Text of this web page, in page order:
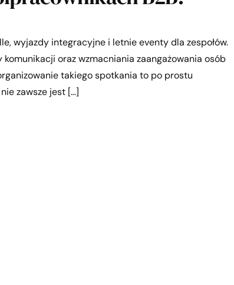
wyjazdy integracyjne i letnie eventy dla zespołów.
oraz wzmacniania zaangażowania osób
takiego spotkania to po prostu
zawsze jest […]